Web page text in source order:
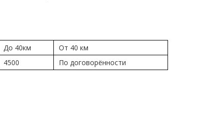
До 40км
От 40 км
4500
По договорённости